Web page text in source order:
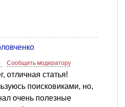
Сообщить модератору
отличная статья!
поисковиками, но,
очень полезные